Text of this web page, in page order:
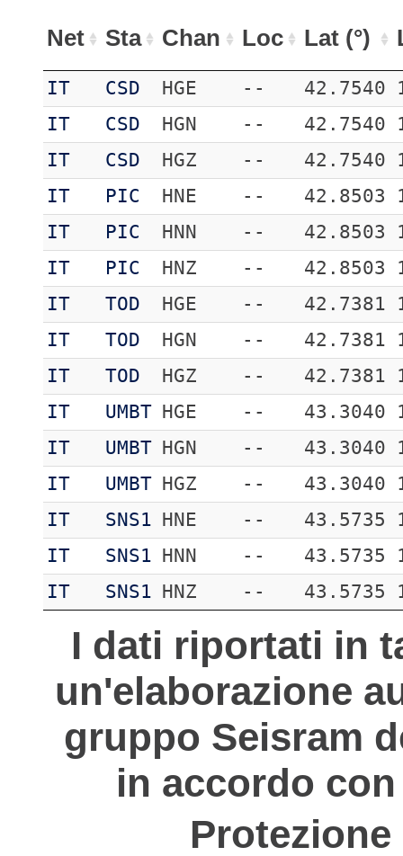
Net Sta Chan Loc Lat (°)
IT CSD HGE -- 42.7540
IT
CSD HGN -- 42.7540
IT
CSD HGZ -- 42.7540
IT
PIC HNE -- 42.8503
IT
PIC HNN -- 42.8503
IT
PIC HNZ -- 42.8503
IT
TOD HGE -- 42.7381
IT
TOD HGN -- 42.7381
IT
TOD HGZ -- 42.7381
IT
UMBT HGE -- 43.3040
IT
UMBT HGN -- 43.3040
IT
UMBT HGZ -- 43.3040
IT
SNS1 HNE -- 43.5735
IT
SNS1 HNN -- 43.5735
IT
SNS1 HNZ -- 43.5735
I dati riportati in
un'elaborazione
gruppo Seisram
in accordo